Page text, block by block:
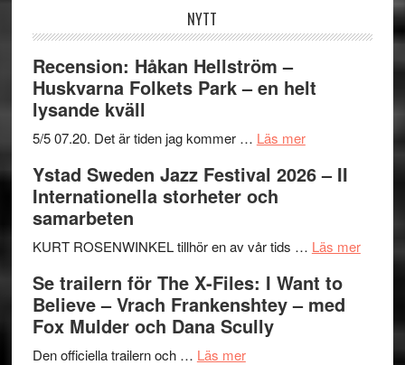
NYTT
Recension: Håkan Hellström –
Huskvarna Folkets Park – en helt
lysande kväll
5/5 07.20. Det är tiden jag kommer … Läs merom
Håkan
Huskvarna
Park
–
Ystad Sweden Jazz Festival 2026 – II
Internationella storheter och
samarbeten
KURT ROSENWINKEL tillhör en av vår tids … Läs merom
Se trailern för The X-Files: I Want to
Believe – Vrach Frankenshtey – med
Fox Mulder och Dana Scully
Den officiella trailern och … Läs merom